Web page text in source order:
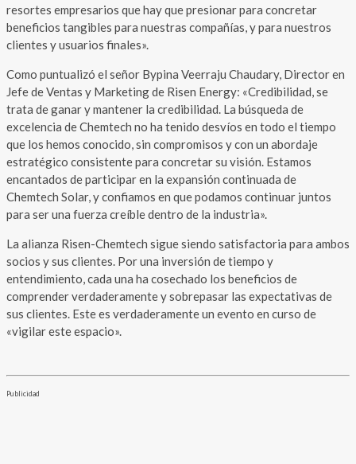
resortes empresarios que hay que presionar para concretar
beneficios tangibles para nuestras compañías, y para nuestros
clientes y usuarios finales».
Como puntualizó el señor Bypina Veerraju Chaudary, Director en
Jefe de Ventas y Marketing de Risen Energy: «Credibilidad, se
trata de ganar y mantener la credibilidad. La búsqueda de
excelencia de Chemtech no ha tenido desvíos en todo el tiempo
que los hemos conocido, sin compromisos y con un abordaje
estratégico consistente para concretar su visión. Estamos
encantados de participar en la expansión continuada de
Chemtech Solar, y confiamos en que podamos continuar juntos
para ser una fuerza creíble dentro de la industria».
La alianza Risen-Chemtech sigue siendo satisfactoria para ambos
socios y sus clientes. Por una inversión de tiempo y
entendimiento, cada una ha cosechado los beneficios de
comprender verdaderamente y sobrepasar las expectativas de
sus clientes. Este es verdaderamente un evento en curso de
«vigilar este espacio».
Publicidad